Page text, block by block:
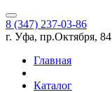
8 (347) 237-03-86
г. Уфа, пр.Октября, 84
Главная
Каталог